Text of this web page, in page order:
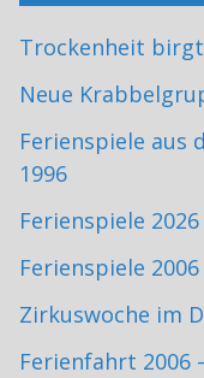
Trockenheit
Neue
Ferienspiele aus
1996
Ferienspiele
Ferienspiele
Zirkuswoche im
Ferienfahrt 2006